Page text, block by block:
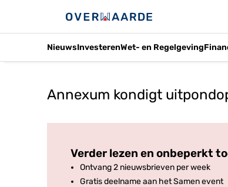
NieuwsInvesterenWet- en Regelgeving
Annexum kondigt
Verder lezen en onbeperkt
Ontvang 2 nieuwsbrieven per week
Gratis deelname aan het Samen event